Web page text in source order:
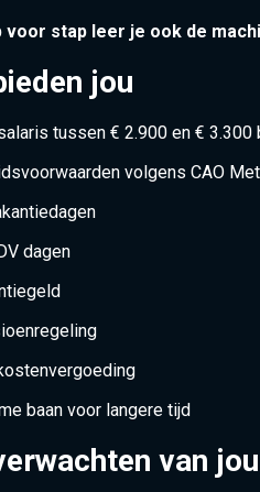
voor stap leer je ook de
jou
tussen € 2.900 en € 3.300
volgens CAO
dagen
baan voor langere tijd
van jou